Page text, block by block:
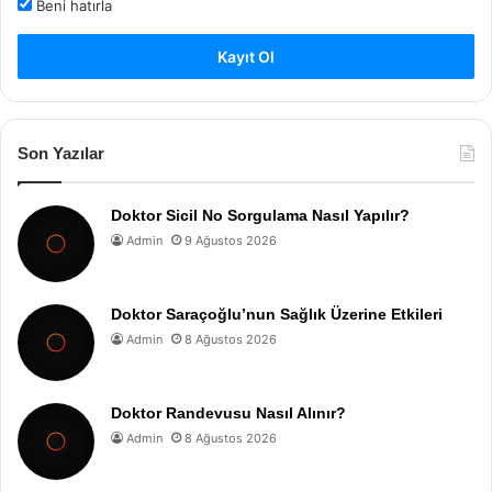
Beni hatırla
Kayıt Ol
Son Yazılar
Doktor Sicil No Sorgulama Nasıl Yapılır?
Admin 9 Ağustos 2026
Doktor Saraçoğlu’nun Sağlık Üzerine Etkileri
Admin 8 Ağustos 2026
Doktor Randevusu Nasıl Alınır?
Admin 8 Ağustos 2026